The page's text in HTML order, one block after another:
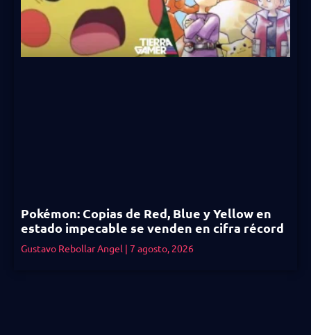
Pokémon: Copias de Red, Blue y Yellow en
estado impecable se venden en cifra récord
Gustavo Rebollar Angel 7 agosto, 2026